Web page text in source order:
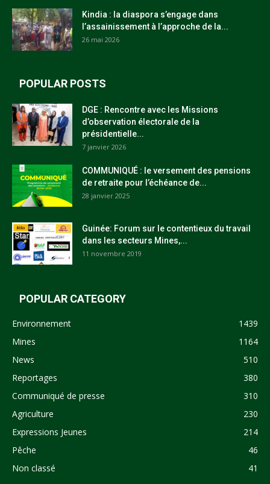
Kindia : la diaspora s’engage dans
l’assainissement à l’approche de la...
26 mai 2026
POPULAR POSTS
DGE : Rencontre avec les Missions
d’observation électorale de la
présidentielle...
7 janvier 2026
COMMUNIQUÉ : le versement des pensions
de retraite pour l’échéance de...
28 janvier 2025
Guinée: Forum sur le contentieux du travail
dans les secteurs Mines,...
11 novembre 2019
POPULAR CATEGORY
Environnement
1439
Mines
1164
News
510
Reportages
380
Communiqué de presse
310
Agriculture
230
Expressions Jeunes
214
Pêche
46
Non classé
41